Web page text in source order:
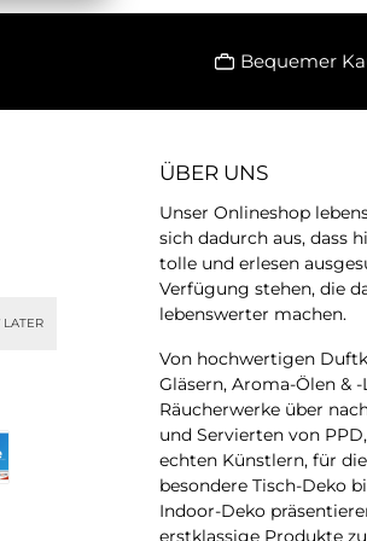
zu Silber läuft
100% bleifrei
an. Es bleibt
leuchtende
In Gegensatz
Schalen sind
Zinnschalen
Lebenswerte.In
zu Silber
Material nicht
Bequemer
LATER
ÜBER UNS
Unser Onlineshop
sich dadurch aus, dass
tolle und erlesen
Verfügung stehen, die
lebenswerter machen.
Von hochwertigen
Gläsern, Aroma-Ölen &
Räucherwerke über
und Servierten von
echten Künstlern, für
besondere Tisch-Deko
Indoor-Deko
erstklassige Produkte